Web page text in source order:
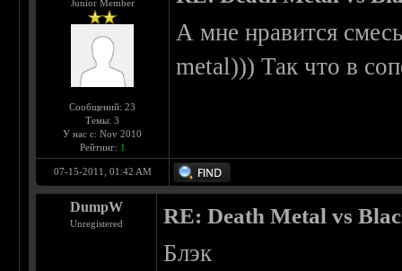
Junior Member
Сообщений: 23
Темы: 3
У нас с: Nov 2010
Рейтинг: 1
А мне нравится
metal))) Так что в
07-15-2011, 01:42 AM
DumpW
Unregistered RE: Death Metal vs
Блэк